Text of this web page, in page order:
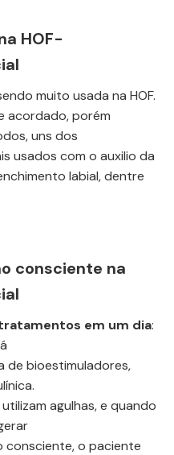
HOF-
muito usada na HOF.
acordado, porém
uns dos
usados com o auxilio da
labial, dentre
consciente na
em um dia:
de bioestimuladores,
agulhas, e quando
consciente, o paciente